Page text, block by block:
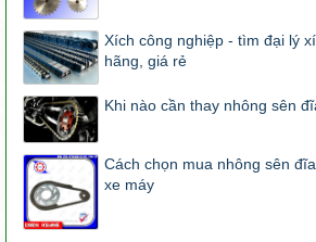
Xích công nghiệp - tìm đại lý
hãng, giá rẻ
Khi nào cần thay nhông sên
Cách chọn mua nhông sên
xe máy